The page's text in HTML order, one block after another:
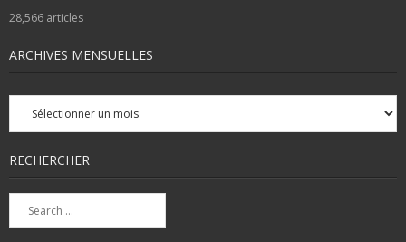
28,566 articles
ARCHIVES MENSUELLES
Archives
mensuelles
RECHERCHER